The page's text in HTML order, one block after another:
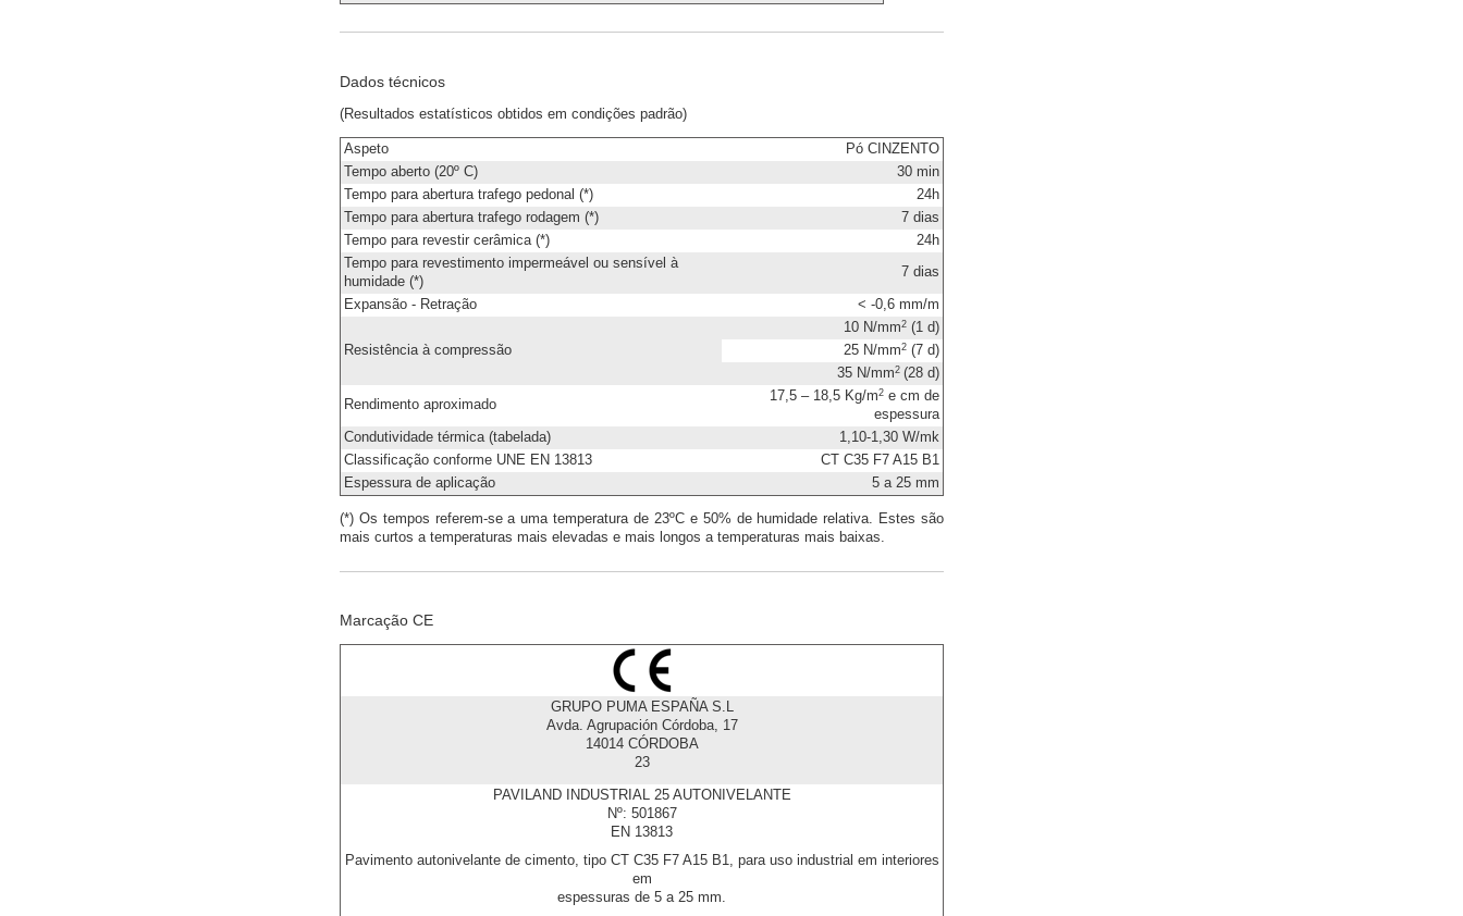
Dados técnicos
(Resultados estatísticos obtidos em condições padrão)
Aspeto
Pó CINZENTO
Tempo aberto (20º C)
30 min
Tempo para abertura trafego pedonal (*)
24h
Tempo para abertura trafego rodagem (*)
7 dias
Tempo para revestir cerâmica (*)
24h
Tempo para revestimento impermeável ou sensível à
humidade (*)
7 dias
Expansão - Retração < -0,6 mm/m
Resistência à compressão
10 N/mm2 (1 d)
25 N/mm2 (7 d)
35 N/mm2 (28 d)
Rendimento aproximado
17,5 – 18,5 Kg/m2 e cm de
espessura
Condutividade térmica (tabelada)
1,10-1,30 W/mk
Classificação conforme UNE EN 13813
CT C35 F7 A15 B1
Espessura de aplicação
5 a 25 mm
(*) Os tempos referem-se a uma temperatura de 23ºC e 50% de humidade relativa. Estes são
mais curtos a temperaturas mais elevadas e mais longos a temperaturas mais baixas.
Marcação CE
GRUPO PUMA ESPAÑA S.L
Avda. Agrupación Córdoba, 17
14014 CÓRDOBA
23
PAVILAND INDUSTRIAL 25 AUTONIVELANTE
Nº: 501867
EN 13813
Pavimento autonivelante de cimento, tipo CT C35 F7 A15 B1, para uso industrial em interiores
em
espessuras de 5 a 25 mm.